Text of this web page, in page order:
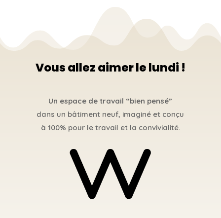
Vous allez aimer le lundi !
Un espace de travail “bien pensé”
dans un bâtiment neuf, imaginé et conçu
à 100% pour le travail et la convivialité.